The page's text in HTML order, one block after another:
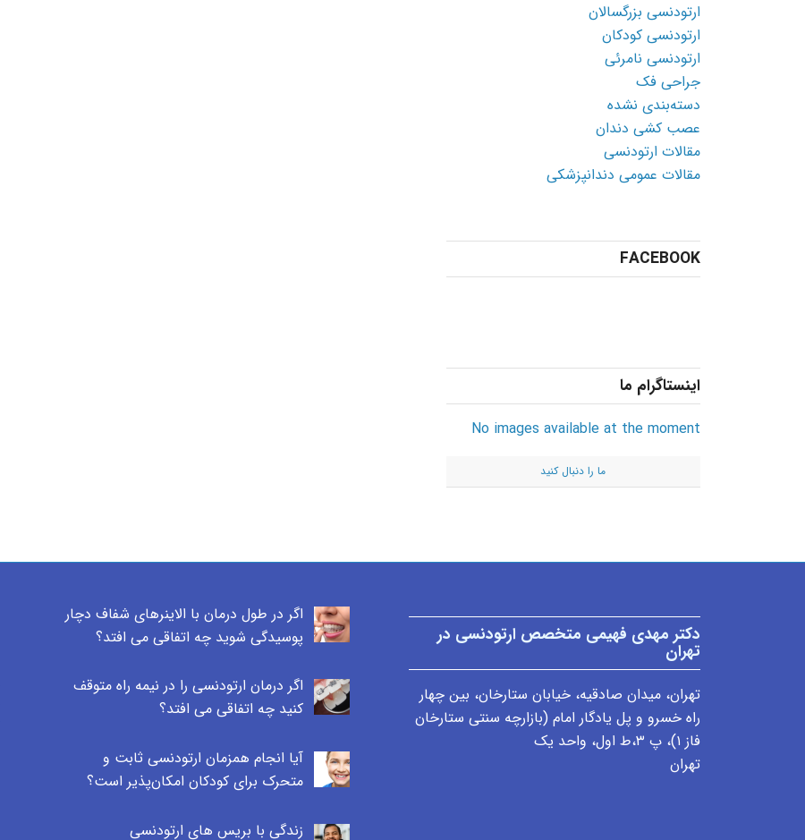
ارتودنسی بزرگسالان
ارتودنسی کودکان
ارتودنسی نامرئی
جراحی فک
دسته‌بندی نشده
عصب کشی دندان
مقالات ارتودنسی
مقالات عمومی دندانپزشکی
FACEBOOK
اینستاگرام ما
No images available at the moment
ما را دنبال کنید
دکتر مهدی فهیمی متخصص ارتودنسی در
تهران
تهران، میدان صادقیه، خیابان ستارخان، بین چهار
راه خسرو و پل یادگار امام (بازارچه سنتی ستارخان
فاز ۱)، پ ٣،ط اول، واحد یک
تهران
اگر در طول درمان با الاینرهای شفاف دچار
پوسیدگی شوید چه اتفاقی می افتد؟
اگر درمان ارتودنسی را در نیمه راه متوقف
کنید چه اتفاقی می افتد؟
آیا انجام همزمان ارتودنسی ثابت و
متحرک برای کودکان امکان‌پذیر است؟
زندگی با بریس های ارتودنسی